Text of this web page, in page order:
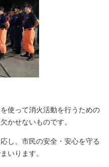
使って消火活動を行うための
かせないものです。
し、市民の安全・安心を守る
いります。